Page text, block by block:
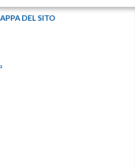
DEL SITO